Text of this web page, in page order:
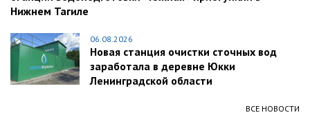
Нижнем Тагиле
06.08.2026
Новая станция очистки сточных вод
заработала в деревне Юкки
Ленинградской области
ВСЕ НОВОСТИ